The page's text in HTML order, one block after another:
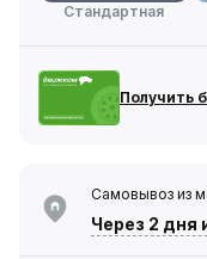
Стандартная
Получить
Самовывоз из
Через 2 дня